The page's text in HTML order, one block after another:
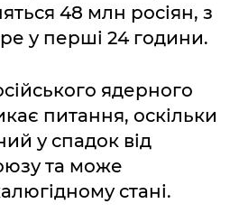
48 млн росіян, з
у перші 24 години.
ядерного
питання, оскільки
у спадок від
та може
стані.